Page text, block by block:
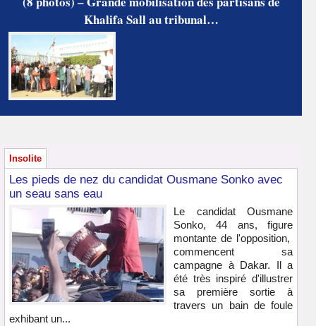
Khalifa Sall au tribunal…
Insolite
Les pieds de nez du candidat Ousmane Sonko avec
un seau sans eau
Le candidat Ousmane
Sonko, 44 ans, figure
montante de l'opposition,
commencent sa
campagne à Dakar. Il a
été très inspiré d'illustrer
sa première sortie à
travers un bain de foule
exhibant un...